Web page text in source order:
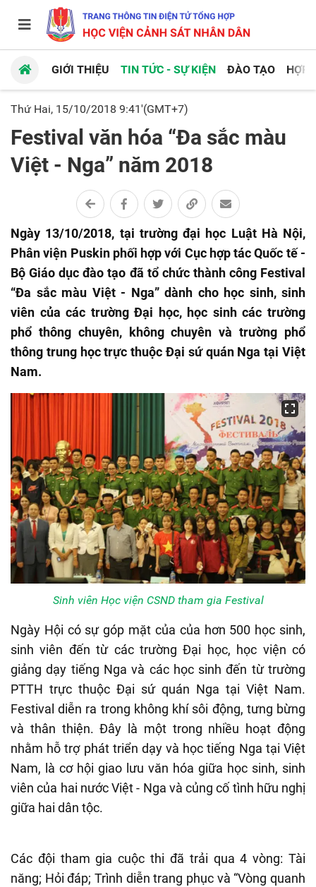
GIỚI THIỆU TIN TỨC - SỰ KIỆN ĐÀO TẠO HỢP
Thứ Hai, 15/10/2018 9:41'(GMT+7)
Festival văn hóa “Đa sắc màu
Việt - Nga” năm 2018
Ngày 13/10/2018, tại trường đại học Luật Hà Nội,
Phân viện Puskin phối hợp với Cục hợp tác Quốc tế -
Bộ Giáo dục đào tạo đã tổ chức thành công Festival
“Đa sắc màu Việt - Nga” dành cho học sinh, sinh
viên của các trường Đại học, học sinh các trường
phổ thông chuyên, không chuyên và trường phổ
thông trung học trực thuộc Đại sứ quán Nga tại Việt
Nam.
Sinh viên Học viện CSND tham gia Festival
Ngày Hội có sự góp mặt của của hơn 500 học sinh,
sinh viên đến từ các trường Đại học, học viện có
giảng dạy tiếng Nga và các học sinh đến từ trường
PTTH trực thuộc Đại sứ quán Nga tại Việt Nam.
Festival diễn ra trong không khí sôi động, tưng bừng
và thân thiện. Đây là một trong nhiều hoạt động
nhằm hỗ trợ phát triển dạy và học tiếng Nga tại Việt
Nam, là cơ hội giao lưu văn hóa giữa học sinh, sinh
viên của hai nước Việt - Nga và củng cố tình hữu nghị
giữa hai dân tộc.
Các đội tham gia cuộc thi đã trải qua 4 vòng: Tài
năng; Hỏi đáp; Trình diễn trang phục và “Vòng quanh